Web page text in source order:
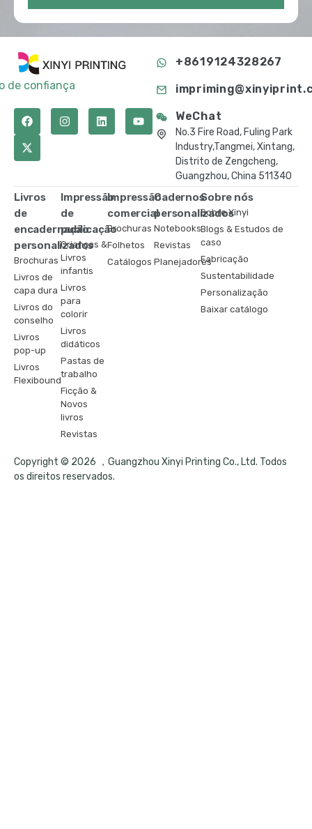
de confiança
+8619124328267
WeChat
No.3 Fire Road, Fuling Park
Industry,Tangmei, Xintang,
Distrito de Zengcheng,
Guangzhou, China 511340
Livros
de
encadernação
personalizados
Brochuras
Livros de
capa dura
Livros do
conselho
Livros
pop-up
Livros
Flexibound
Impressão
de
publicação
Crianças &
Livros
infantis
Livros
para
colorir
Livros
didáticos
Pastas de
trabalho
Ficção &
Novos
livros
Revistas
Impressão
comercial
Brochuras
Folhetos
Catálogos
Cadernos
personalizados
Notebooks
Revistas
Planejadores
Sobre nós
Sobre Xinyi
Blogs & Estudos de
caso
Fabricação
Sustentabilidade
Personalização
Baixar catálogo
Copyright © 2026 ，Guangzhou Xinyi Printing Co., Ltd. Todos
os direitos reservados.